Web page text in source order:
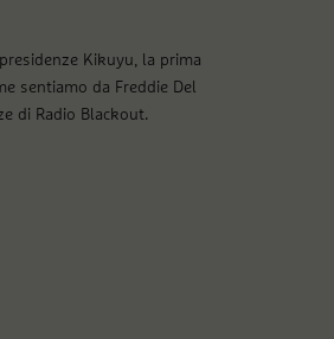
Kikuyu, la prima
sentiamo da Freddie Del
di Radio Blackout.